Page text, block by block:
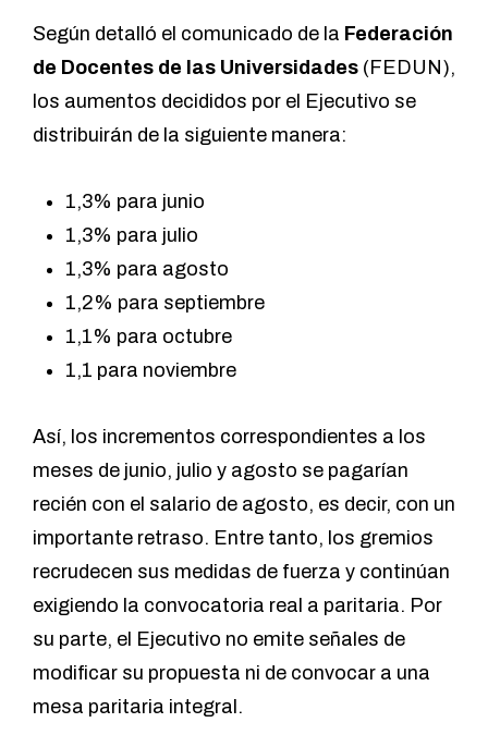
Según detalló el comunicado de la Federación
de Docentes de las Universidades (FEDUN),
los aumentos decididos por el Ejecutivo se
distribuirán de la siguiente manera:
1,3% para junio
1,3% para julio
1,3% para agosto
1,2% para septiembre
1,1% para octubre
1,1 para noviembre
Así, los incrementos correspondientes a los
meses de junio, julio y agosto se pagarían
recién con el salario de agosto, es decir, con un
importante retraso. Entre tanto, los gremios
recrudecen sus medidas de fuerza y continúan
exigiendo la convocatoria real a paritaria. Por
su parte, el Ejecutivo no emite señales de
modificar su propuesta ni de convocar a una
mesa paritaria integral.